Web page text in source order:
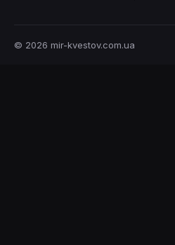
© 2026 mir-kvestov.com.ua